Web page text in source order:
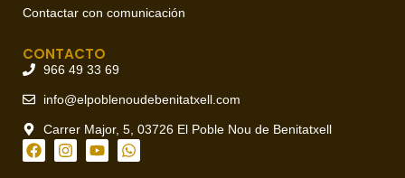
Contactar con comunicación
CONTACTO
966 49 33 69
info@elpoblenoudebenitatxell.com
Carrer Major, 5, 03726 El Poble Nou de Benitatxell